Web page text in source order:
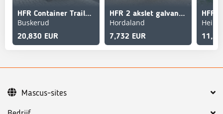
HFR Container Trailer – Delivered with New Roadworthin
Buskerud
20,830 EUR
HFR 2 akslet galvanized flat trailer with folding side
Hordaland
7,732 EUR
Mascus-sites